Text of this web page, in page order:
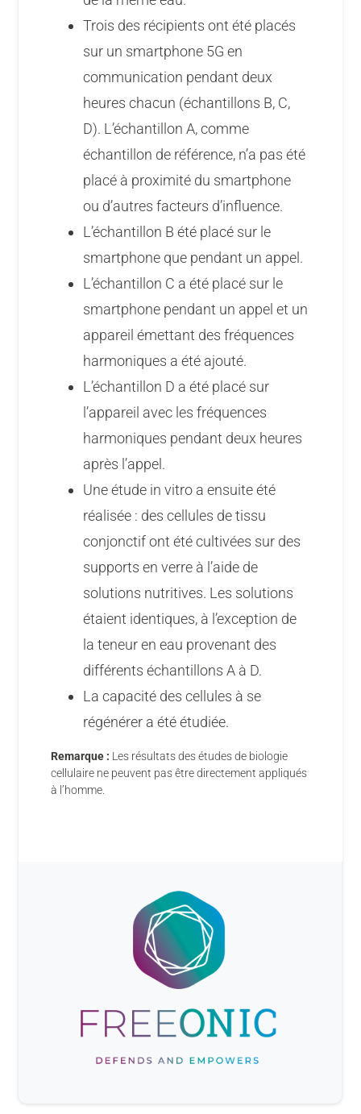
Trois des récipients ont été placés
sur un smartphone 5G en
communication pendant deux
heures chacun (échantillons B, C,
D). L’échantillon A, comme
échantillon de référence, n’a pas été
placé à proximité du smartphone
ou d’autres facteurs d’influence.
L’échantillon B été placé sur le
smartphone que pendant un appel.
L’échantillon C a été placé sur le
smartphone pendant un appel et un
appareil émettant des fréquences
harmoniques a été ajouté.
L’échantillon D a été placé sur
l’appareil avec les fréquences
harmoniques pendant deux heures
après l’appel.
Une étude in vitro a ensuite été
réalisée : des cellules de tissu
conjonctif ont été cultivées sur des
supports en verre à l’aide de
solutions nutritives. Les solutions
étaient identiques, à l’exception de
la teneur en eau provenant des
différents échantillons A à D.
La capacité des cellules à se
régénérer a été étudiée.
Remarque : Les résultats des études de biologie
cellulaire ne peuvent pas être directement appliqués
à l’homme.